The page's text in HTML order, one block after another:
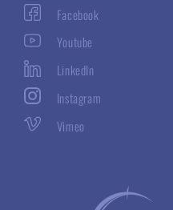
Facebook
Youtube
LinkedIn
Instagram
Vimeo